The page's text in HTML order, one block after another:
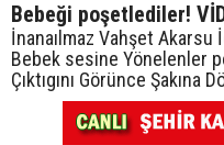
Bebeği poşetlediler!
İnanaılmaz Vahşet
Bebek sesine Yönelenler
Çıktıgını Görünce Şakına